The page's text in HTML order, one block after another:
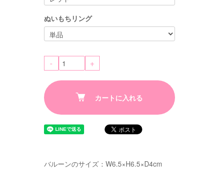
ぬいもちリング
- +
カートに入れる
バルーンのサイズ：W6.5×H6.5×D4cm